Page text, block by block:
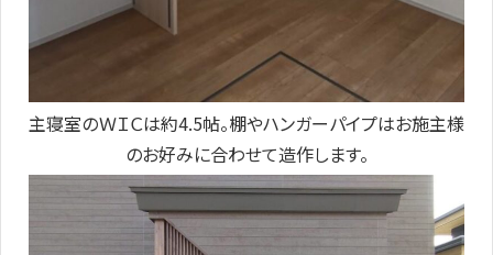
主寝室のＷＩＣは約4.5帖。棚やハンガーパイプはお施主様
のお好みに合わせて造作します。